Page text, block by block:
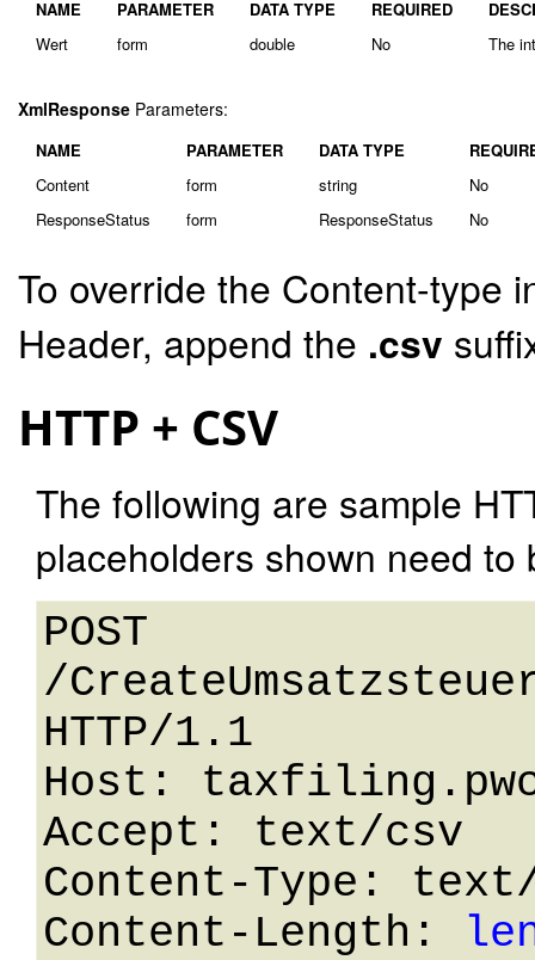
NAME PARAMETER DATA TYPE REQUIRED
Wert
form double No The
XmlResponse Parameters:
NAME PARAMETER DATA TYPE
Content
form string
No
ResponseStatus
form ResponseStatus No
To override the Content-type
Header, append the .csv
HTTP + CSV
The following are sample
placeholders shown need
POST
/
HTTP/1.1
Host:
Accept: text/csv
Content-Type:
Content-Length: